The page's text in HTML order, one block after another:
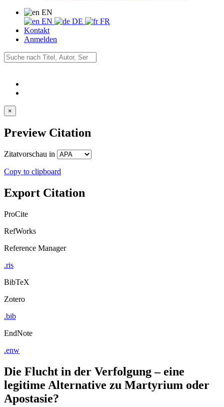
EN
EN
DE
FR
Kontakt
Anmelden
×
Preview Citation
Zitatvorschau in
Copy to clipboard
Export Citation
ProCite
RefWorks
Reference Manager
.ris
BibTeX
Zotero
.bib
EndNote
.enw
Die Flucht in der Verfolgung – eine
legitime Alternative zu Martyrium oder
Apostasie?